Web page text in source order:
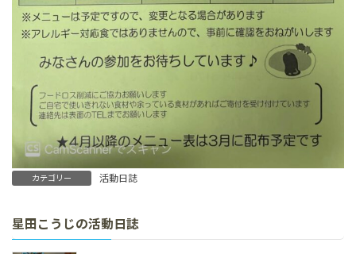
カテゴリー 活動日誌
星田こうじの活動日誌